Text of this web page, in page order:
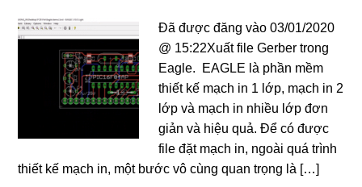
Đã được đăng vào 03/01/2020
@ 15:22Xuất file Gerber trong
Eagle. EAGLE là phần mềm
thiết kế mạch in 1 lớp, mạch in 2
lớp và mạch in nhiều lớp đơn
giản và hiệu quả. Để có được
file đặt mạch in, ngoài quá trình
thiết kế mạch in, một bước vô cùng quan trọng là […]